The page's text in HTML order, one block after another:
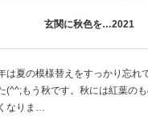
玄関に秋色を…2021
は夏の模様替えをすっかり忘れ
(^^;もう秋です。秋には紅葉の
なりま…